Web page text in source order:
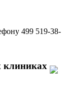
499 519-38-
клиниках